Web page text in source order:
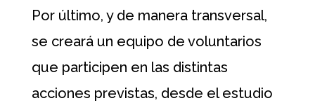
Por último, y de manera transversal,
se creará un equipo de voluntarios
que participen en las distintas
acciones previstas, desde el estudio